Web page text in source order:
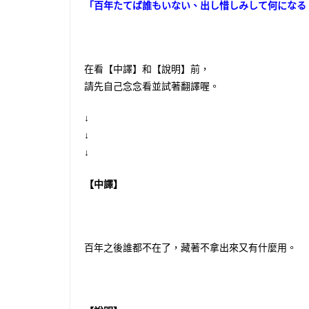
「百年たてば誰もいない、出し惜しみして何にな
在看【中譯】和【說明】前，
請先自己念念看並試著翻譯喔。
↓
↓
↓
【中譯】
百年之後誰都不在了，藏著不拿出來又有什麼用。